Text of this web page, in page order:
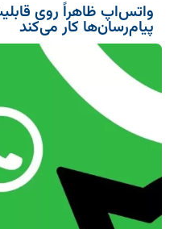
واتس‌اپ ظاهراً روی
پیام‌رسان‌ها کار می‌کند